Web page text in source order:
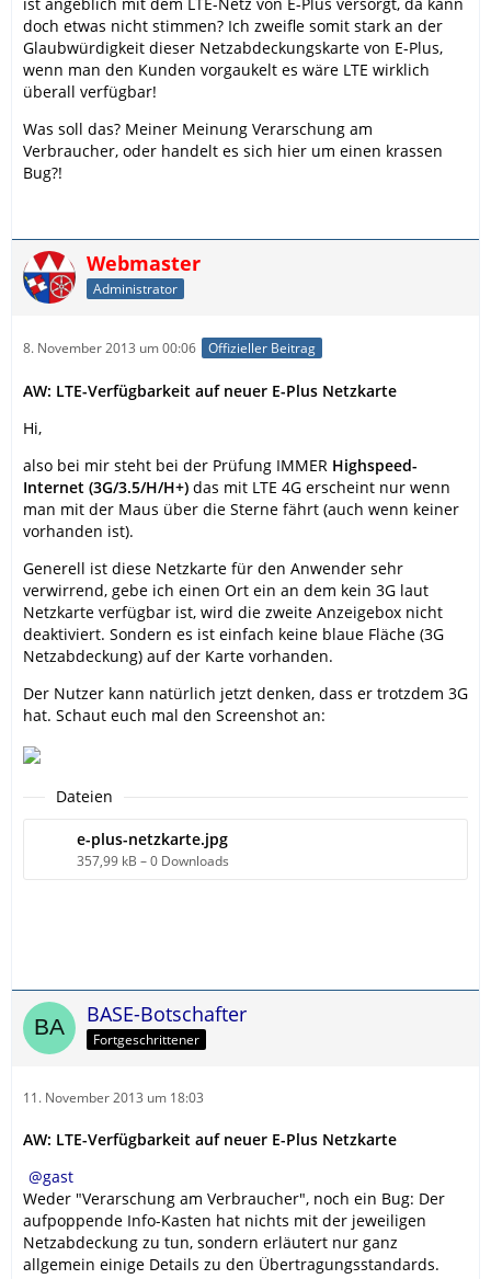
doch etwas nicht stimmen? Ich zweifle somit stark an der
Glaubwürdigkeit dieser Netzabdeckungskarte von E-Plus,
wenn man den Kunden vorgaukelt es wäre LTE wirklich
überall verfügbar!
Was soll das? Meiner Meinung Verarschung am
Verbraucher, oder handelt es sich hier um einen krassen
Bug?!
Webmaster
Administrator
8. November 2013 um 00:06 Offizieller Beitrag
AW: LTE-Verfügbarkeit auf neuer E-Plus Netzkarte
Hi,
also bei mir steht bei der Prüfung IMMER Highspeed-
Internet (3G/3.5/H/H+) das mit LTE 4G erscheint nur wenn
man mit der Maus über die Sterne fährt (auch wenn keiner
vorhanden ist).
Generell ist diese Netzkarte für den Anwender sehr
verwirrend, gebe ich einen Ort ein an dem kein 3G laut
Netzkarte verfügbar ist, wird die zweite Anzeigebox nicht
deaktiviert. Sondern es ist einfach keine blaue Fläche (3G
Netzabdeckung) auf der Karte vorhanden.
Der Nutzer kann natürlich jetzt denken, dass er trotzdem 3G
hat. Schaut euch mal den Screenshot an:
Dateien
e-plus-netzkarte.jpg
357,99 kB – 0 Downloads
BASE-Botschafter
Fortgeschrittener
11. November 2013 um 18:03
AW: LTE-Verfügbarkeit auf neuer E-Plus Netzkarte
gast
Weder "Verarschung am Verbraucher", noch ein Bug: Der
aufpoppende Info-Kasten hat nichts mit der jeweiligen
Netzabdeckung zu tun, sondern erläutert nur ganz
allgemein einige Details zu den Übertragungsstandards.